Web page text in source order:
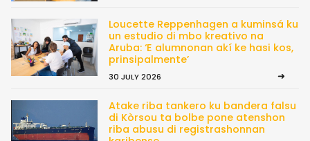
Loucette Reppenhagen a kuminsá ku
un estudio di mbo kreativo na
Aruba: ‘E alumnonan akí ke hasi kos,
prinsipalmente’
30 JULY 2026
Atake riba tankero ku bandera falsu
di Kòrsou ta bolbe pone atenshon
riba abusu di registrashonnan